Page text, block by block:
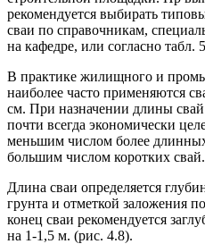
рекомендуется выбирать
сваи по справочникам,
на кафедре, или согласно табл.
В практике жилищного и
наиболее часто применяются
см. При назначении длины свай
почти всегда экономически
меньшим числом более
большим числом коротких свай.
Длина сваи определяется
грунта и отметкой заложения
конец сваи рекомендуется
на 1-1,5 м. (рис. 4.8).